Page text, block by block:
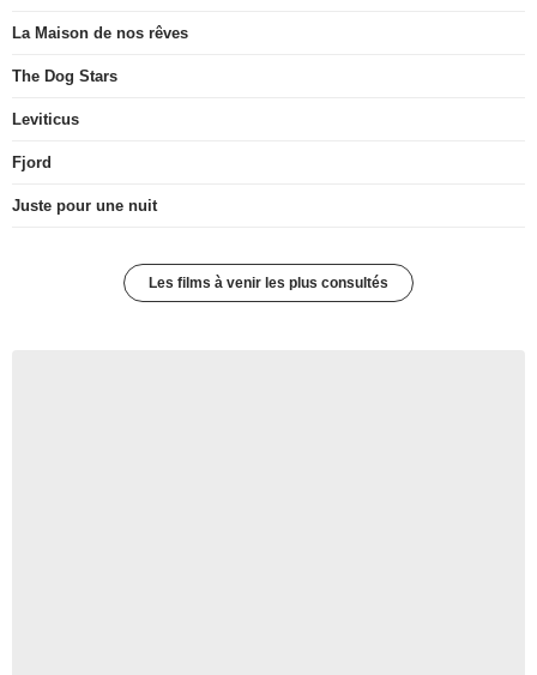
La Maison de nos rêves
The Dog Stars
Leviticus
Fjord
Juste pour une nuit
Les films à venir les plus consultés